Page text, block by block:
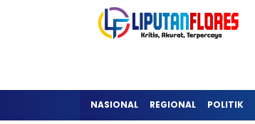
NASIONAL REGIONAL POLITIK